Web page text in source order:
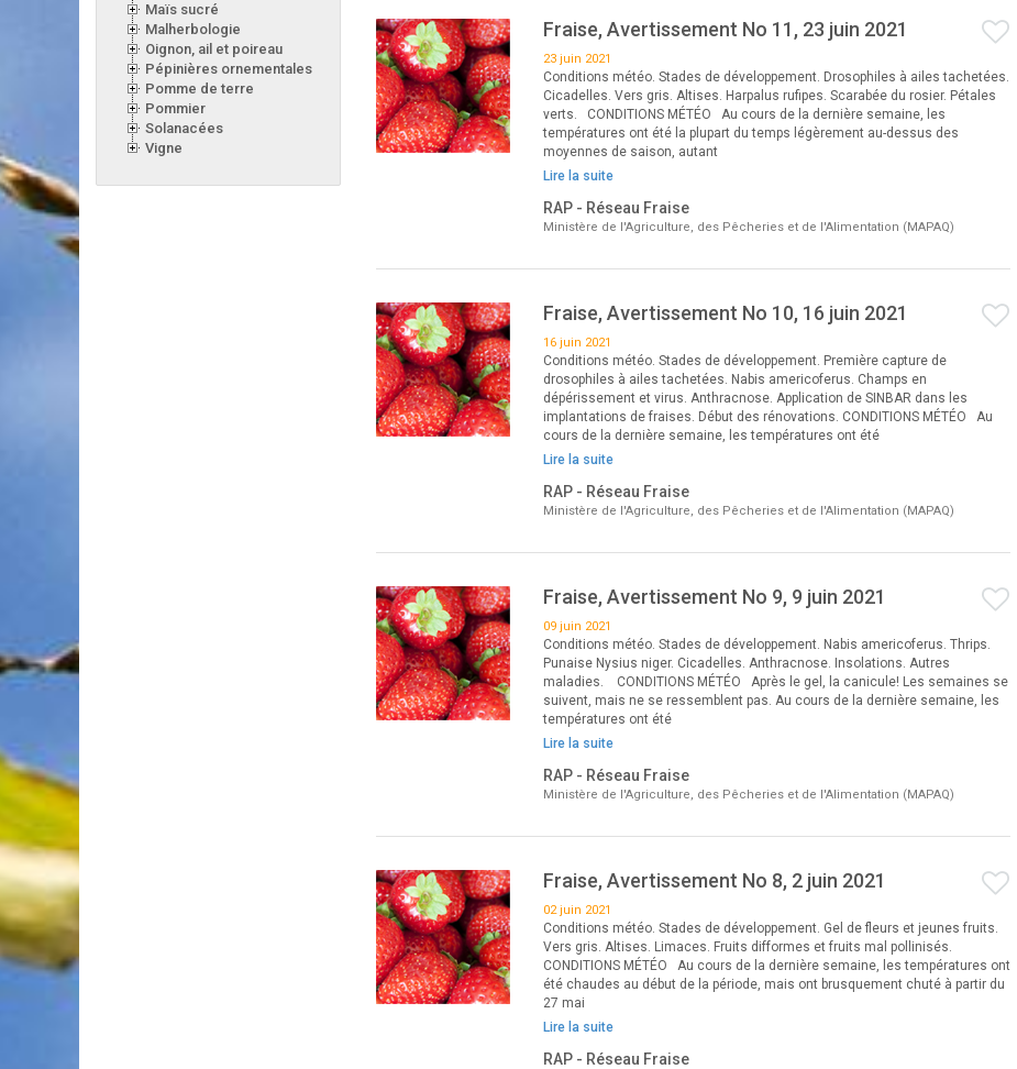
Maïs sucré
Malherbologie
Oignon, ail et poireau
Pépinières ornementales
Pomme de terre
Pommier
Solanacées
Vigne
Fraise, Avertissement No 11, 23 juin 2021
23 juin 2021
Conditions météo. Stades de développement. Drosophiles à ailes tachetées.
Cicadelles. Vers gris. Altises. Harpalus rufipes. Scarabée du rosier. Pétales
verts. CONDITIONS MÉTÉO Au cours de la dernière semaine, les
températures ont été la plupart du temps légèrement au-dessus des
moyennes de saison, autant
Lire la suite
RAP - Réseau Fraise
Ministère de l'Agriculture, des Pêcheries et de l'Alimentation (MAPAQ)
Fraise, Avertissement No 10, 16 juin 2021
16 juin 2021
Conditions météo. Stades de développement. Première capture de
drosophiles à ailes tachetées. Nabis americoferus. Champs en
dépérissement et virus. Anthracnose. Application de SINBAR dans les
implantations de fraises. Début des rénovations. CONDITIONS MÉTÉO Au
cours de la dernière semaine, les températures ont été
Lire la suite
RAP - Réseau Fraise
Ministère de l'Agriculture, des Pêcheries et de l'Alimentation (MAPAQ)
Fraise, Avertissement No 9, 9 juin 2021
09 juin 2021
Conditions météo. Stades de développement. Nabis americoferus. Thrips.
Punaise Nysius niger. Cicadelles. Anthracnose. Insolations. Autres
maladies. CONDITIONS MÉTÉO Après le gel, la canicule! Les semaines se
suivent, mais ne se ressemblent pas. Au cours de la dernière semaine, les
températures ont été
Lire la suite
RAP - Réseau Fraise
Ministère de l'Agriculture, des Pêcheries et de l'Alimentation (MAPAQ)
Fraise, Avertissement No 8, 2 juin 2021
02 juin 2021
Conditions météo. Stades de développement. Gel de fleurs et jeunes fruits.
Vers gris. Altises. Limaces. Fruits difformes et fruits mal pollinisés.
CONDITIONS MÉTÉO Au cours de la dernière semaine, les températures ont
été chaudes au début de la période, mais ont brusquement chuté à partir du
27 mai
Lire la suite
RAP - Réseau Fraise